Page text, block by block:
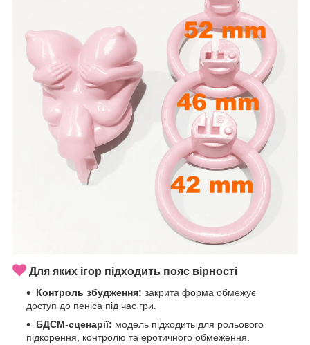
Для яких ігор підходить пояс вірності
Контроль збудження: закрита форма обмежує
доступ до пеніса під час гри.
БДСМ-сценарії: модель підходить для рольового
підкорення, контролю та еротичного обмеження.